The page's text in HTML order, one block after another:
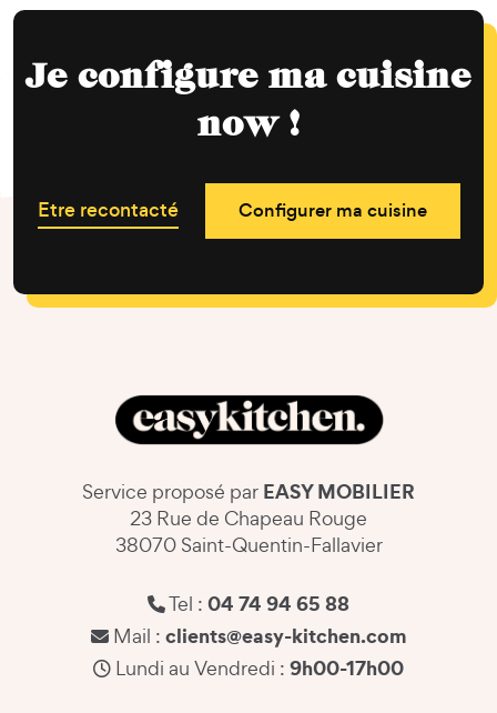
Je configure ma cuisine
now !
Etre recontacté Configurer ma cuisine
Service proposé par EASY MOBILIER
23 Rue de Chapeau Rouge
38070 Saint-Quentin-Fallavier
Tel : 04 74 94 65 88
Mail : clients@easy-kitchen.com
Lundi au Vendredi : 9h00-17h00